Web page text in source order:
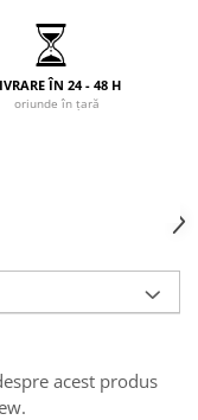
ÎN 24 - 48 H
oriunde în țară
acest produs